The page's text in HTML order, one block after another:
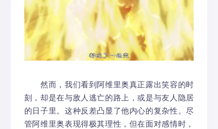
然而，我们看到阿维里奥真正露出笑容的时
刻，却是在与敌人逃亡的路上，或是与友人隐居
的日子里。这种反差凸显了他内心的复杂性。尽
管阿维里奥表现得极其理性，但在面对感情时，